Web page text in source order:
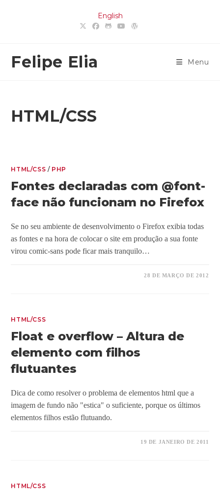
English
Felipe Elia Menu
HTML/CSS
HTML/CSS / PHP
Fontes declaradas com @font-
face não funcionam no Firefox
Se no seu ambiente de desenvolvimento o Firefox exibia todas
as fontes e na hora de colocar o site em produção a sua fonte
virou comic-sans pode ficar mais tranquilo…
28 DE MARÇO DE 2012
HTML/CSS
Float e overflow – Altura de
elemento com filhos
flutuantes
Dica de como resolver o problema de elementos html que a
imagem de fundo não "estica" o suficiente, porque os últimos
elementos filhos estão flutuando.
19 DE JANEIRO DE 2011
HTML/CSS